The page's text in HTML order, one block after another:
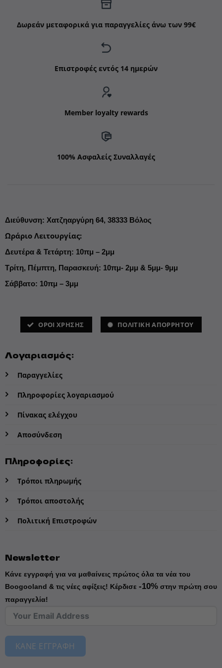
Δωρεάν μεταφορικά για παραγγελίες άνω των 99€
Επιστροφές εντός 14 ημερών
Member loyalty rewards
100% Ασφαλείς Συναλλαγές
Διεύθυνση: Χατζηαργύρη 64, 38333 Βόλος
Ωράριο Λειτουργίας:
Δευτέρα & Τετάρτη: 10πμ – 2μμ
Τρίτη, Πέμπτη, Παρασκευή: 10πμ- 2μμ & 5μμ- 9μμ
Σάββατο: 10πμ – 3μμ
ΌΡΟΙ ΧΡΗΣΗΣ ΠΟΛΙΤΙΚΗ ΑΠΟΡΡΗΤΟΥ
Λογαριασμός:
Παραγγελίες
Πληροφορίες λογαριασμού
Πίνακας ελέγχου
Αποσύνδεση
Πληροφορίες:
Τρόποι πληρωμής
Τρόποι αποστολής
Πολιτική Επιστροφών
Newsletter
Κάνε εγγραφή για να μαθαίνεις πρώτος όλα τα νέα του
Boogooland & τις νέες αφίξεις! Κέρδισε -10%στην πρώτη σου
παραγγελία!
ΚΑΝΕ ΕΓΓΡΑΦΗ